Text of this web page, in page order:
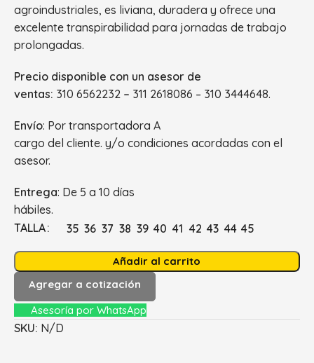
agroindustriales, es liviana, duradera y ofrece una
excelente transpirabilidad para jornadas de trabajo
prolongadas.
Precio disponible con un asesor de
ventas: 310 6562232 – 311 2618086 – 310 3444648.
Envío: Por transportadora A
cargo del cliente. y/o condiciones acordadas con el
asesor.
Entrega: De 5 a 10 días
hábiles.
TALLA
35 36 37 38 39 40 41 42 43 44 45
Añadir al carrito
Agregar a cotización
Asesoría por WhatsApp
SKU: N/D